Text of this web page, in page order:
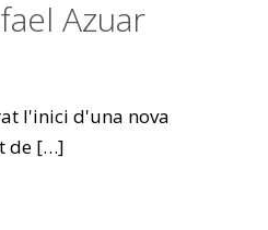
Azuar
l'inici d'una nova
de […]